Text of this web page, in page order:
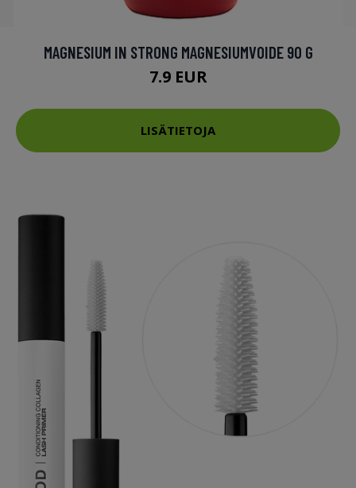
MAGNESIUM IN STRONG MAGNESIUMVOIDE 90 G
7.9 EUR
LISÄTIETOJA